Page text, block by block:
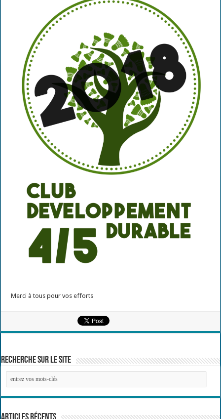
Merci à tous pour vos efforts
Recherche sur le site